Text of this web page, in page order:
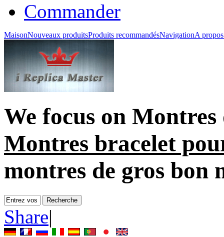
Commander
MaisonNouveaux produitsProduits recommandésNavigationA
We focus on Montres
Montres bracelet
montres de gros bon
Share|